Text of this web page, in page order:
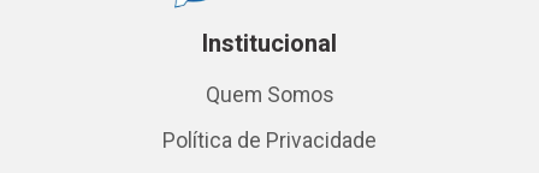
Institucional
Quem Somos
Política de Privacidade